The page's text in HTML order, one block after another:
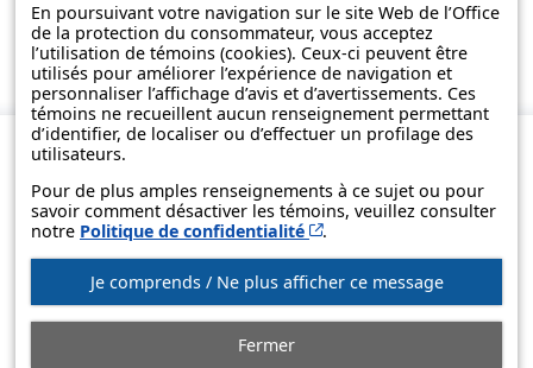
En poursuivant votre navigation sur le site Web de l’Office
de la protection du consommateur, vous acceptez
l’utilisation de témoins (cookies). Ceux-ci peuvent être
utilisés pour améliorer l’expérience de navigation et
personnaliser l’affichage d’avis et d’avertissements. Ces
témoins ne recueillent aucun renseignement permettant
d’identifier, de localiser ou d’effectuer un profilage des
utilisateurs.
Pour de plus amples renseignements à ce sujet ou pour
savoir comment désactiver les témoins, veuillez consulter
notre Politique de confidentialité Cet hyperlien s’ouvrira
.
Je comprends / Ne plus afficher ce message
Fermer
The information contained on this page is presented in simple terms to
make it easier to understand. It does not replace the texts of the laws
and regulations.
© Government of Québec, 2013-2025